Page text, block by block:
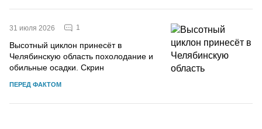
31 июля 2026 1
Высотный циклон принесёт в
Челябинскую область похолодание и
обильные осадки. Скрин
ПЕРЕД ФАКТОМ